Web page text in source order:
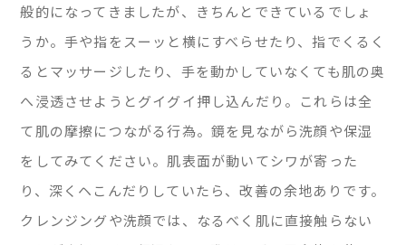
般的になってきましたが、きちんとできているでしょ
うか。手や指をスーッと横にすべらせたり、指でくるく
るとマッサージしたり、手を動かしていなくても肌の奥
へ浸透させようとグイグイ押し込んだり。これらは全
て肌の摩擦につながる行為。鏡を見ながら洗顔や保湿
をしてみてください。肌表面が動いてシワが寄った
り、深くヘこんだりしていたら、改善の余地ありです。
クレンジングや洗顔では、なるべく肌に直接触らない